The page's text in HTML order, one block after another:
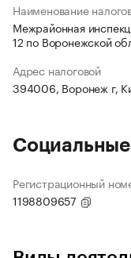
Наименование
Межрайонная
12 по Воронежской
Адрес налоговой
394006, Воронеж г,
Регистрационный
1198809657